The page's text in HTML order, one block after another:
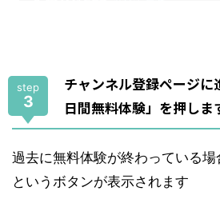
step
3
チャンネル登録ページ
日間無料体験」を押しま
過去に無料体験が終わっている場
というボタンが表示されます